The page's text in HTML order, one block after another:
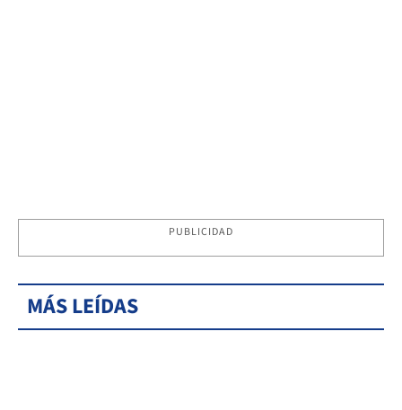
PUBLICIDAD
MÁS LEÍDAS